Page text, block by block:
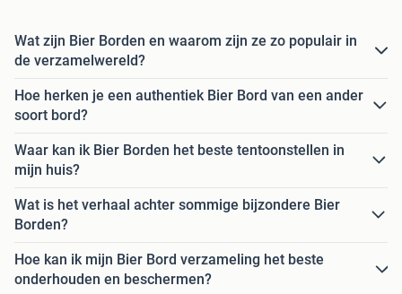
Wat zijn Bier Borden en waarom zijn ze zo populair in
de verzamelwereld?
Hoe herken je een authentiek Bier Bord van een ander
soort bord?
Waar kan ik Bier Borden het beste tentoonstellen in
mijn huis?
Wat is het verhaal achter sommige bijzondere Bier
Borden?
Hoe kan ik mijn Bier Bord verzameling het beste
onderhouden en beschermen?